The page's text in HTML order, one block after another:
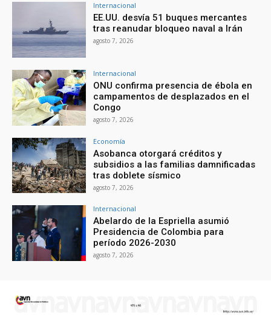
Internacional
EE.UU. desvía 51 buques mercantes
tras reanudar bloqueo naval a Irán
agosto 7, 2026
Internacional
ONU confirma presencia de ébola en
campamentos de desplazados en el
Congo
agosto 7, 2026
Economía
Asobanca otorgará créditos y
subsidios a las familias damnificadas
tras doblete sísmico
agosto 7, 2026
Internacional
Abelardo de la Espriella asumió
Presidencia de Colombia para
período 2026-2030
agosto 7, 2026